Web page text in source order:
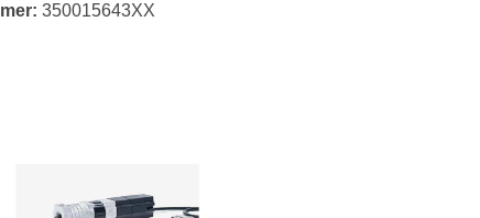
350015643XX